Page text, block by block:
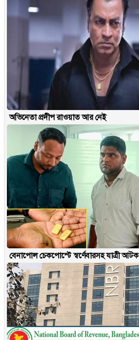
অভিনেতা প্রদীপ রাওয়াত আর নেই
বেনাপোল চেকপোস্টে স্বর্ণেবারসহ যাত্রী আটক